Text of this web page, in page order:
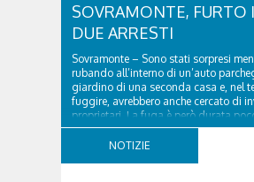
SOVRAMONTE, FURTO
DUE ARRESTI
Sovramonte – Sono stati sorpresi
rubando all’interno di un’auto
giardino di una seconda casa e, nel
fuggire, avrebbero anche cercato di
proprietari. La fuga è però durata
tempestiva chiamata al 112 e
NOTIZIE